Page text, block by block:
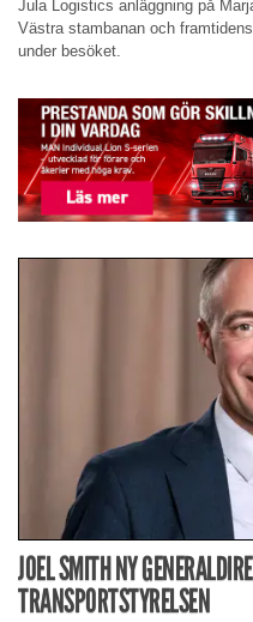
Jula Logistics anläggning på
Västra stambanan och
under besöket.
JOEL SMITH NY
TRANSPORTSTYRELSEN